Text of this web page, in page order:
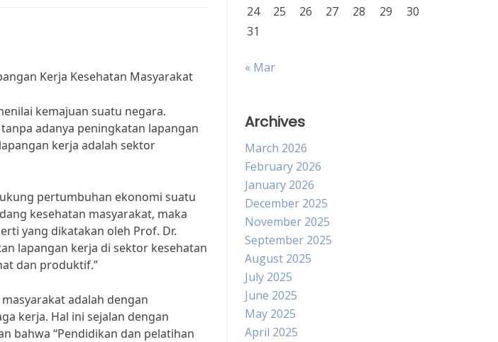
Kerja Kesehatan Masyarakat
kemajuan suatu negara.
adanya peningkatan lapangan
kerja adalah sektor
pertumbuhan ekonomi suatu
kesehatan masyarakat, maka
yang dikatakan oleh Prof. Dr.
lapangan kerja di sektor kesehatan
dan produktif.”
adalah dengan
kerja. Hal ini sejalan dengan
bahwa “Pendidikan dan pelatihan
24
25 26 27 28 29
30
31
« Mar
Archives
March 2026
February 2026
January 2026
December 2025
November 2025
September 2025
August 2025
July 2025
June 2025
May 2025
April 2025